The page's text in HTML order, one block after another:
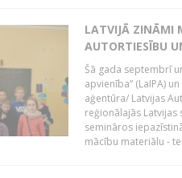
LATVIJĀ ZINĀMI
AUTORTIESĪBU
Šā gada septembrī
apvienība” (LaIPA)
aģentūra/ Latvijas
reģionālajās
semināros
mācību materiālu -